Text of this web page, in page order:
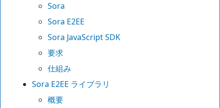
Sora
Sora E2EE
Sora JavaScript SDK
要求
仕組み
Sora E2EE ライブラリ
概要